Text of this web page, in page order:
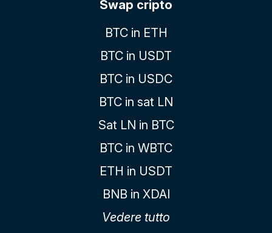
Swap cripto
BTC in ETH
BTC in USDT
BTC in USDC
BTC in sat LN
Sat LN in BTC
BTC in WBTC
ETH in USDT
BNB in XDAI
Vedere tutto